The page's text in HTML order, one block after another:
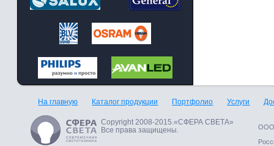
На главную Каталог продукции Портфолио Услуги
Copyright 2008-2015.«СФЕРА СВЕТА»
Все права защищены.
ООО